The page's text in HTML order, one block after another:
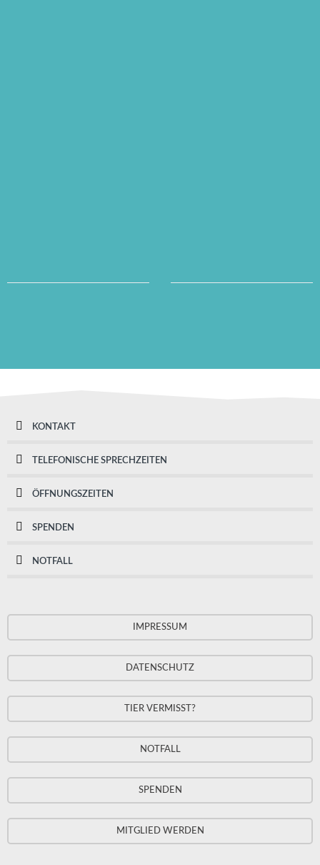
KONTAKT
TELEFONISCHE SPRECHZEITEN
ÖFFNUNGSZEITEN
SPENDEN
NOTFALL
IMPRESSUM
DATENSCHUTZ
TIER VERMISST?
NOTFALL
SPENDEN
MITGLIED WERDEN